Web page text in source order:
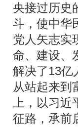
央接过历史
斗，使中华
党人矢志实
命、建设、
解决了13亿
从站起来到
上，以习
征路，承前